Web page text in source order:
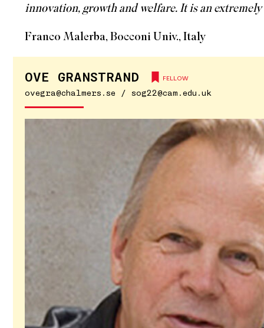
innovation, growth and welfare. It is an
Franco Malerba, Bocconi Univ., Italy
OVE GRANSTRAND FELLOW
ovegra@chalmers.se / sog22@cam.edu.uk